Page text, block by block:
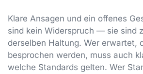
Klare Ansagen und ein offenes
sind kein Widerspruch — sie sind
derselben Haltung. Wer erwartet,
besprochen werden, muss auch
welche Standards gelten. Wer